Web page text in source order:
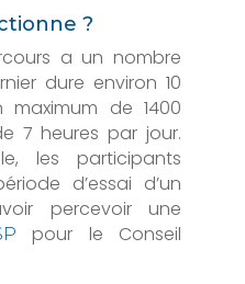
?
a un nombre
dure environ 10
de 1400
7 heures par jour.
les participants
d’essai d’un
percevoir une
pour le Conseil